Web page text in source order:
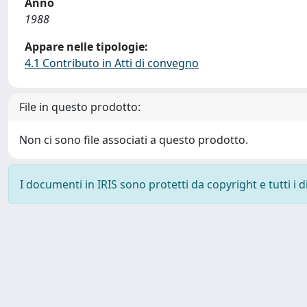
1988
Appare nelle tipologie:
4.1 Contributo in Atti di convegno
File in questo prodotto:
Non ci sono file associati a questo prodotto.
I documenti in IRIS sono protetti da copyright e tutti i